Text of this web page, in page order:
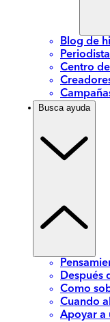
Blog de
Centro
Busca ayuda
Después
Como
Cuando
Apoyar a